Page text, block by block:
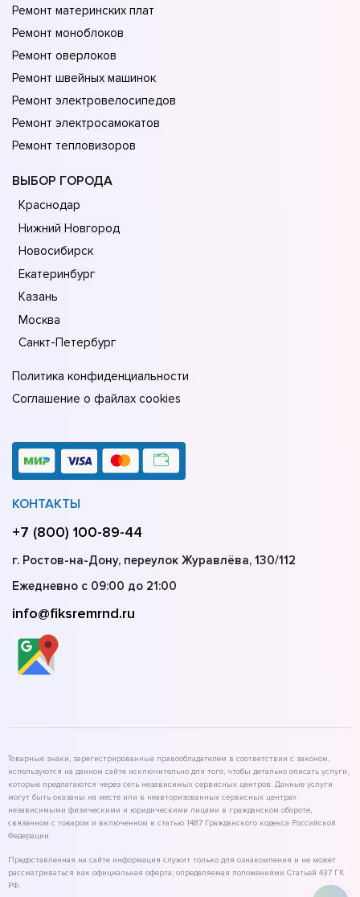
Ремонт материнских плат
Ремонт моноблоков
Ремонт оверлоков
Ремонт швейных машинок
Ремонт электровелосипедов
Ремонт электросамокатов
Ремонт тепловизоров
ВЫБОР ГОРОДА
Краснодар
Нижний Новгород
Новосибирск
Екатеринбург
Казань
Москва
Санкт-Петербург
Политика конфиденциальности
Соглашение о файлах cookies
КОНТАКТЫ
+7 (800) 100-89-44
г. Ростов-на-Дону, переулок Журавлёва, 130/112
Ежедневно с 09:00 до 21:00
info@fiksremrnd.ru
Товарные знаки, зарегистрированные правообладателем в соответствии с законом,
используются на данном сайте исключительно для того, чтобы детально описать услуги,
которые предлагаются через сеть независимых сервисных центров. Данные услуги
могут быть оказаны на месте или в неавторизованных сервисных центрах
независимыми физическими и юридическими лицами в гражданском обороте,
связанном с товаром и включенном в статью 1487 Гражданского кодекса Российской
Федерации.
Предоставленная на сайте информация служит только для ознакомления и не может
рассматриваться как официальная оферта, определяемая положениями Статьей 437 ГК
РФ.